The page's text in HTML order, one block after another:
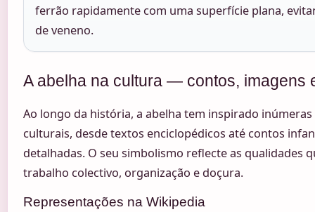
ferrão rapidamente com uma superfície plana,
de veneno.
A abelha na cultura — contos, imagens
Ao longo da história, a abelha tem inspirado
culturais, desde textos enciclopédicos até contos
detalhadas. O seu simbolismo reflecte as qualidades
trabalho colectivo, organização e doçura.
Representações na Wikipedia